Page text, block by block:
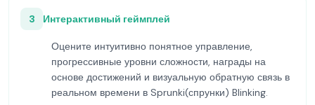
3 Интерактивный геймплей
Оцените интуитивно понятное управление,
прогрессивные уровни сложности, награды на
основе достижений и визуальную обратную связь в
реальном времени в Sprunki(спрунки) Blinking.